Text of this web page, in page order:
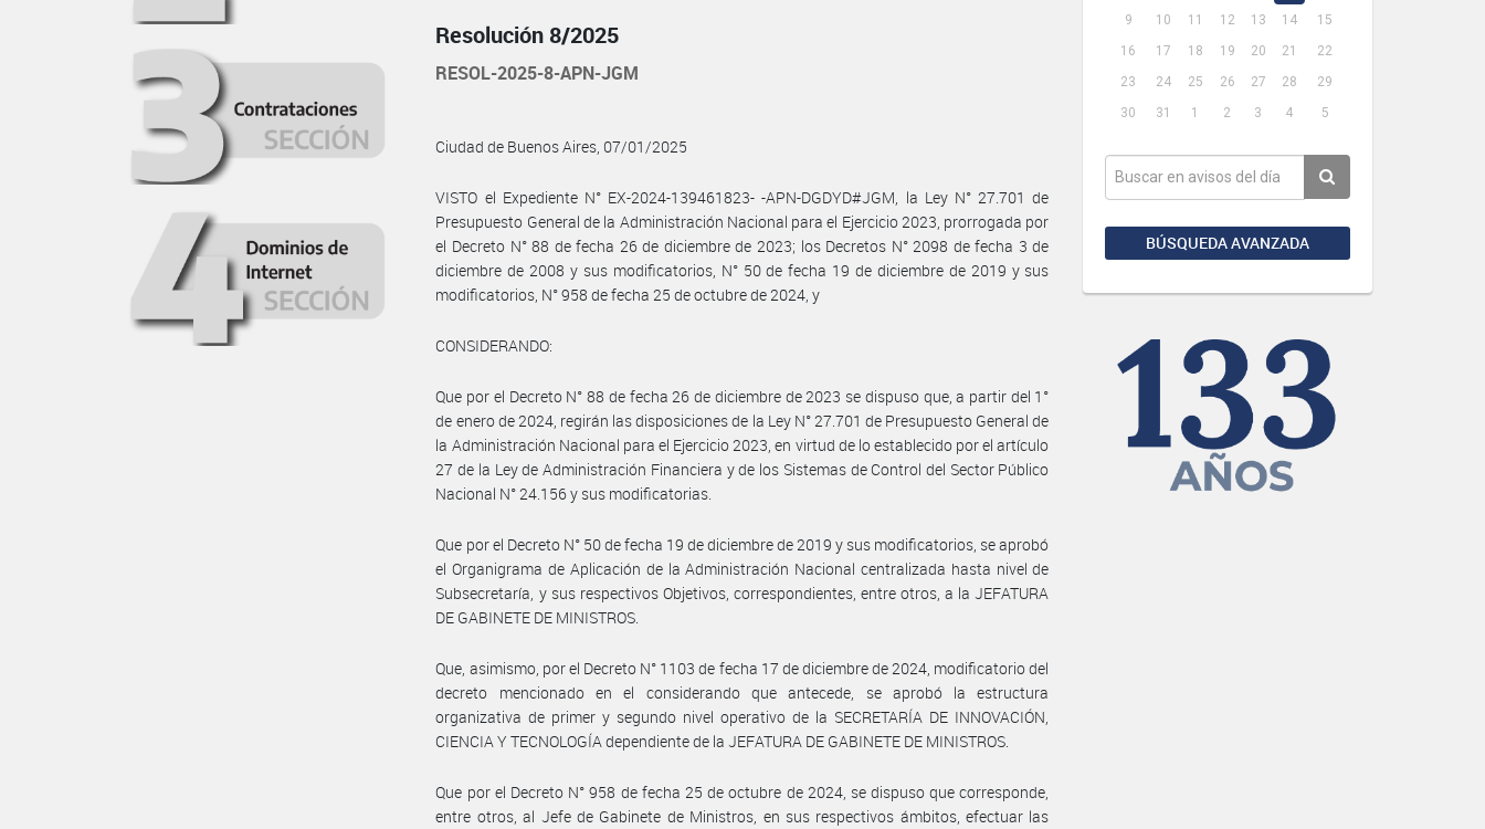
9
10 11 12 13 14
15
16
17 18 19 20 21
22
23
24 25 26 27 28
29
30
31 1 2 3 4 5
BÚSQUEDA AVANZADA
Resolución 8/2025
RESOL-2025-8-APN-JGM
Ciudad de Buenos Aires, 07/01/2025
VISTO el Expediente N° EX-2024-139461823- -APN-DGDYD#JGM, la Ley N° 27.701 de
Presupuesto General de la Administración Nacional para el Ejercicio 2023, prorrogada por
el Decreto N° 88 de fecha 26 de diciembre de 2023; los Decretos N° 2098 de fecha 3 de
diciembre de 2008 y sus modificatorios, N° 50 de fecha 19 de diciembre de 2019 y sus
modificatorios, N° 958 de fecha 25 de octubre de 2024, y
CONSIDERANDO:
Que por el Decreto N° 88 de fecha 26 de diciembre de 2023 se dispuso que, a partir del 1°
de enero de 2024, regirán las disposiciones de la Ley N° 27.701 de Presupuesto General de
la Administración Nacional para el Ejercicio 2023, en virtud de lo establecido por el artículo
27 de la Ley de Administración Financiera y de los Sistemas de Control del Sector Público
Nacional N° 24.156 y sus modificatorias.
Que por el Decreto N° 50 de fecha 19 de diciembre de 2019 y sus modificatorios, se aprobó
el Organigrama de Aplicación de la Administración Nacional centralizada hasta nivel de
Subsecretaría, y sus respectivos Objetivos, correspondientes, entre otros, a la JEFATURA
DE GABINETE DE MINISTROS.
Que, asimismo, por el Decreto N° 1103 de fecha 17 de diciembre de 2024, modificatorio del
decreto mencionado en el considerando que antecede, se aprobó la estructura
organizativa de primer y segundo nivel operativo de la SECRETARÍA DE INNOVACIÓN,
CIENCIA Y TECNOLOGÍA dependiente de la JEFATURA DE GABINETE DE MINISTROS.
Que por el Decreto N° 958 de fecha 25 de octubre de 2024, se dispuso que corresponde,
entre otros, al Jefe de Gabinete de Ministros, en sus respectivos ámbitos, efectuar las